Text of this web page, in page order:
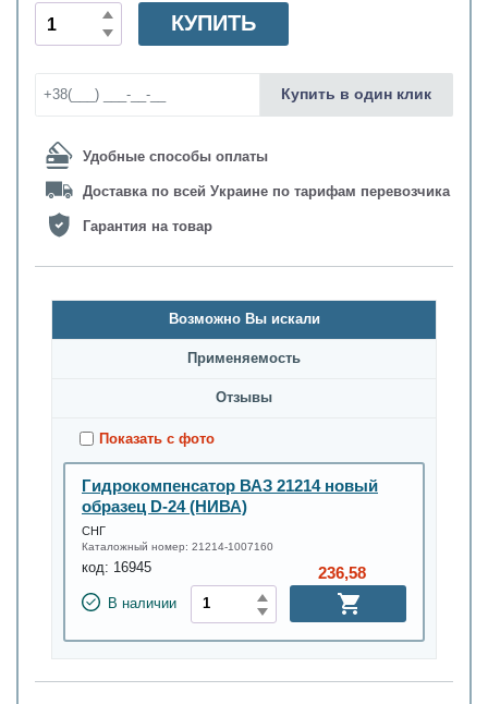
Удобные способы оплаты
Доставка по всей Украине по тарифам перевозчика
Гарантия на товар
КУПИТЬ
Купить в один клик
Возможно Вы искали
Применяемость
Oтзывы
Показать с фото
Гидрокомпенсатор ВАЗ 21214 новый
образец D-24 (НИВА)
СНГ
Каталожный номер: 21214-1007160
код: 16945
В наличии
236,58